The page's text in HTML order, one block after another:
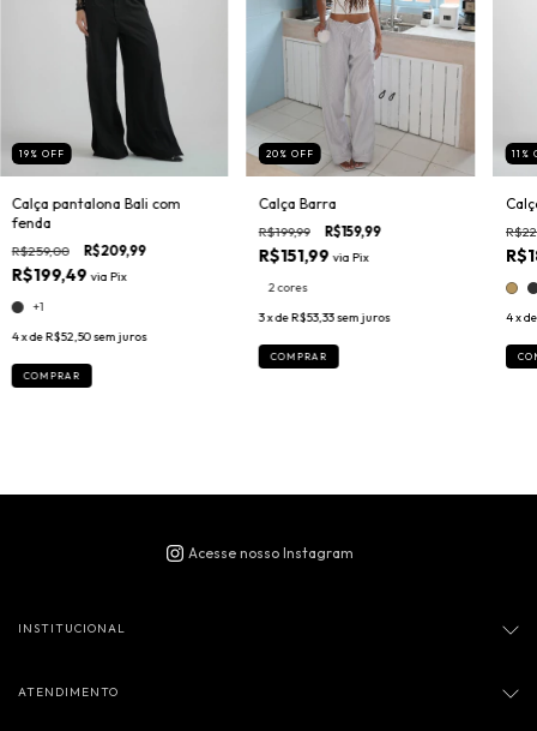
19 % OFF
Calça pantalona Bali com
fenda
R$259,00 R$209,99
R$199,49via Pix
+1
4x deR$52,50sem juros
COMPRAR
20 % OFF
Calça Barra
R$199,99 R$159,99
R$151,99via Pix
2 cores
3x deR$53,33sem juros
COMPRAR
11 %
4x
INSTITUCIONAL
ATENDIMENTO